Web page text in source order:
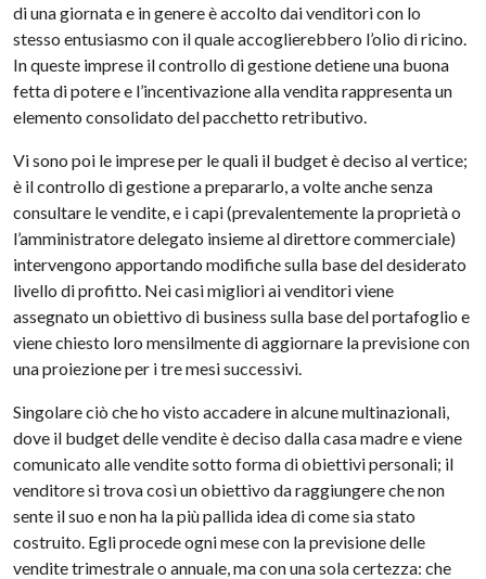
di una giornata e in genere è accolto dai venditori con lo
stesso entusiasmo con il quale accoglierebbero l’olio di ricino.
In queste imprese il controllo di gestione detiene una buona
fetta di potere e l’incentivazione alla vendita rappresenta un
elemento consolidato del pacchetto retributivo.
Vi sono poi le imprese per le quali il budget è deciso al vertice;
è il controllo di gestione a prepararlo, a volte anche senza
consultare le vendite, e i capi (prevalentemente la proprietà o
l’amministratore delegato insieme al direttore commerciale)
intervengono apportando modifiche sulla base del desiderato
livello di profitto. Nei casi migliori ai venditori viene
assegnato un obiettivo di business sulla base del portafoglio e
viene chiesto loro mensilmente di aggiornare la previsione con
una proiezione per i tre mesi successivi.
Singolare ciò che ho visto accadere in alcune multinazionali,
dove il budget delle vendite è deciso dalla casa madre e viene
comunicato alle vendite sotto forma di obiettivi personali; il
venditore si trova così un obiettivo da raggiungere che non
sente il suo e non ha la più pallida idea di come sia stato
costruito. Egli procede ogni mese con la previsione delle
vendite trimestrale o annuale, ma con una sola certezza: che